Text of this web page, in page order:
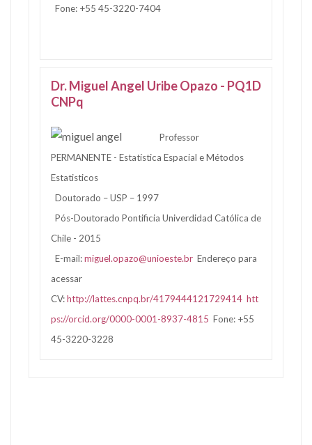
Fone: +55 45-3220-7404
Dr. Miguel Angel Uribe Opazo - PQ1D
CNPq
Professor
PERMANENTE - Estatística Espacial e Métodos
Estatisticos
Doutorado – USP – 1997
Pós-Doutorado Pontificia Univerdidad Católica de
Chile - 2015
E-mail:miguel.opazo@unioeste.br Endereço para
acessar
CV:http://lattes.cnpq.br/4179444121729414 htt
ps://orcid.org/0000-0001-8937-4815 Fone: +55
45-3220-3228